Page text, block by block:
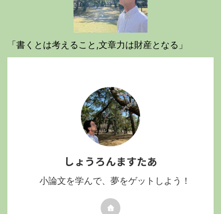
「書くとは考えること,文章力は財産となる」
しょうろんますたあ
小論文を学んで、夢をゲットしよう！